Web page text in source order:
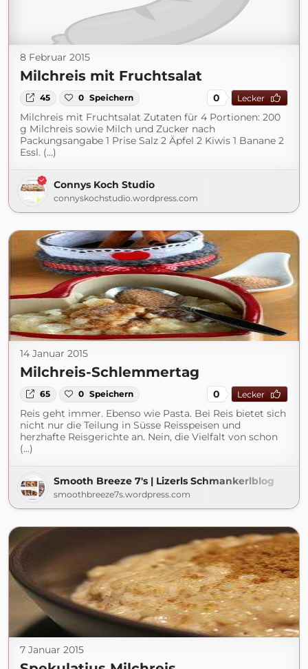
8 Februar 2015
Milchreis mit Fruchtsalat
45 0 Speichern 0 Lecker
Milchreis mit Fruchtsalat Zutaten für 4 Portionen: 200
g Milchreis sowie Milch und Zucker nach
Packungsangabe 1 Prise Salz 2 Äpfel 2 Kiwis 1 Banane 2
Essl. (...)
Connys Koch Studio
connyskochstudio.wordpress.com
14 Januar 2015
Milchreis-Schlemmertag
65 0 Speichern 0 Lecker
Reis geht immer. Ebenso wie Pasta. Bei Reis bietet sich
nicht nur die Teilung in Süsse Reisspeisen und
herzhafte Reisgerichte an. Nein, die Vielfalt von schon
(...)
Smooth Breeze 7's | Lizerls Schmankerlblog
smoothbreeze7s.wordpress.com
7 Januar 2015